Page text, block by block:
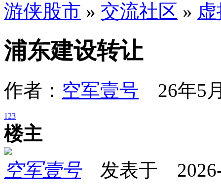
游侠股市 » 交流社区 »
浦东建设转让
作者： 空军壹号 26年5
1 23
楼主
空军壹号发表于 2026-